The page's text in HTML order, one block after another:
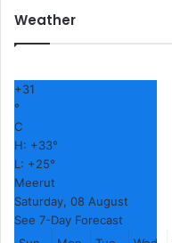
Weather
+31
°
C
H: +33°
L: +25°
Meerut
Saturday, 08 August
See 7-Day Forecast